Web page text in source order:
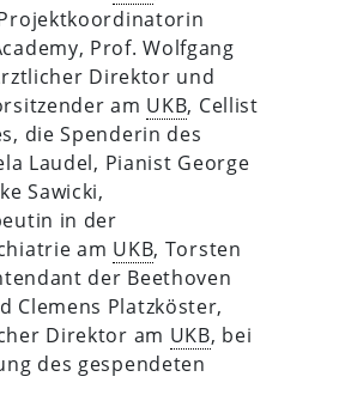
Prof. Wolfgang
Direktor und
am UKB, Cellist
die Spenderin des
Laudel, Pianist George
Sawicki,
in der
am UKB, Torsten
der Beethoven
Clemens Platzköster,
Direktor am UKB, bei
des gespendeten